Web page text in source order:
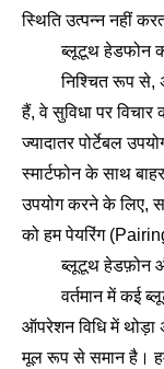
स्थिति उत्पन्न नहीं
ब्लूटूथ हेडफोन
निश्चित रूप से,
हैं, वे सुविधा पर
ज्यादातर पोर्टेबल
स्मार्टफोन के साथ
उपयोग करने के लिए,
को हम पेयरिंग
ब्लूटूथ हेडफ़ोन और
वर्तमान में कई
ऑपरेशन विधि में थोड़ा
मूल रूप से समान है।